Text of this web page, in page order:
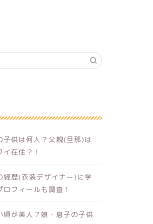
子供は何人？父親(旦那)は
在住？！
経歴(衣装デザイナー)に学
フィールも調査！
頃が美人？娘・息子の子供